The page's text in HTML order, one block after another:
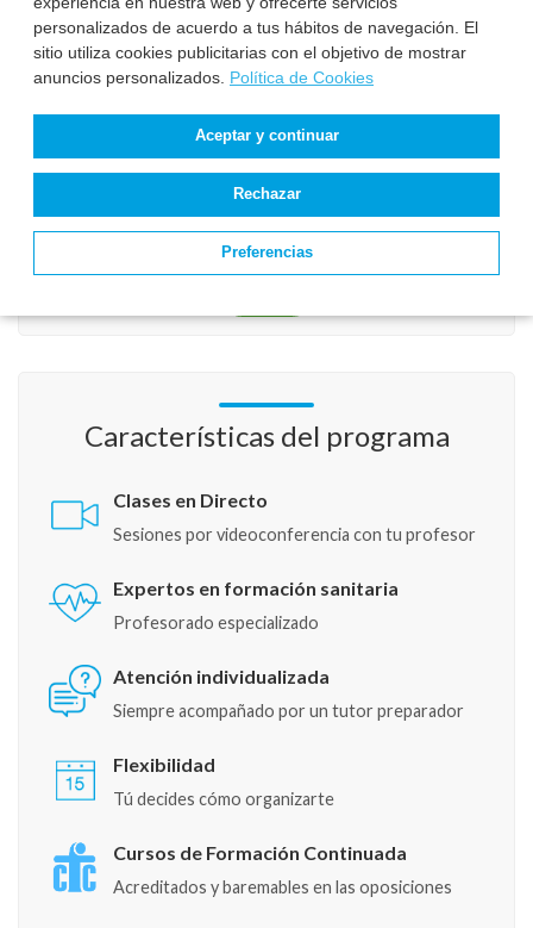
personalizados de acuerdo a tus hábitos de navegación. El
sitio utiliza cookies publicitarias con el objetivo de mostrar
anuncios personalizados. Política de Cookies
Aceptar y continuar
Rechazar
Preferencias
Acepto el tratamiento de mis datos para recibir respuesta a mi
solicitud de información.
Antispam*
Características del programa
Clases en Directo
Sesiones por videoconferencia con tu profesor
Expertos en formación sanitaria
Profesorado especializado
Atención individualizada
Siempre acompañado por un tutor preparador
Flexibilidad
Tú decides cómo organizarte
Cursos de Formación Continuada
Acreditados y baremables en las oposiciones